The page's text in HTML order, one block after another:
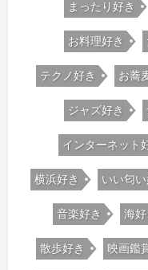
まったり好き
お料理好き
テクノ好き お蕎
ジャズ好き
インターネット
横浜好き いい匂い
音楽好き 海好
散歩好き 映画鑑